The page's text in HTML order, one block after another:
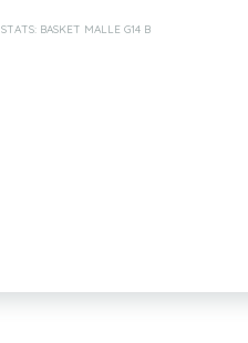
STATS: BASKET MALLE G14 B